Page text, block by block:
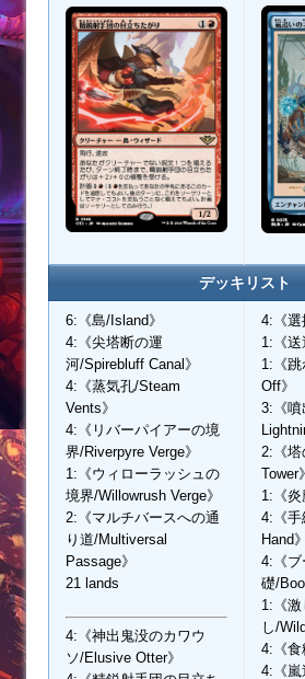
デッキリスト
6:《島/Island》
4:《尖塔断の運
河/Spirebluff Canal》
4:《蒸気孔/Steam
Vents》
4:《リバーパイアーの境
界/Riverpyre Verge》
1:《ウィローラッシュの
境界/Willowrush Verge》
2:《マルチバースへの通
り道/Multiversal
Passage》
21 lands
4:《神出鬼没のカワウ
ソ/Elusive Otter》
4:《選
1:《送
1:《
Off》
3:《
2:《
Tower》
1:《炎
4:《
Hand》
4:《ブ
礎/
1:《
し/
4:《食
4:《嵐